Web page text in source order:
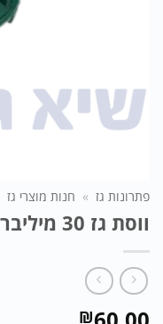
פתרונות גז » חנות מוצרי גז
ווסת גז 30 מיליבר
₪